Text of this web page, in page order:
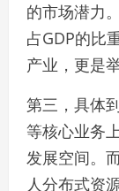
的市场潜力
占GDP的比
产业，更是
第三，具体
等核心业务
发展空间。
人分布式资